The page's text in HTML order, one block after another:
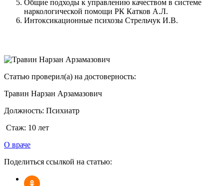
Общие подходы к управлению качеством в системе
наркологической помощи РК Катков А.Л.
Интоксикационные психозы Стрельчук И.В.
Статью проверил(а) на достоверность:
Травин Нарзан Арзамазович
Должность: Психиатр
Стаж: 10 лет
О враче
Поделиться ссылкой на статью: